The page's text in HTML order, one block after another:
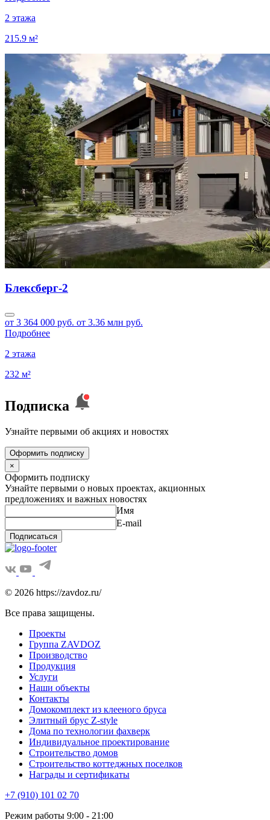
2 этажа
215.9 м²
Блексберг-2
от 3 364 000 руб. от 3.36 млн руб.
Подробнее
2 этажа
232 м²
Подписка
Узнайте первыми об акциях и новостях
Оформить подписку
×
Оформить подписку
Узнайте первыми о новых проектах, акционных
предложениях и важных новостях
Имя
E-mail
Подписаться
© 2026 https://zavdoz.ru/
Все права защищены.
Проекты
Группа ZAVDOZ
Производство
Продукция
Услуги
Наши объекты
Контакты
Домокомплект из клееного бруса
Элитный брус Z-style
Дома по технологии фахверк
Индивидуальное проектирование
Строительство домов
Строительство коттеджных поселков
Награды и сертификаты
+7 (910) 101 02 70
Режим работы 9:00 - 21:00